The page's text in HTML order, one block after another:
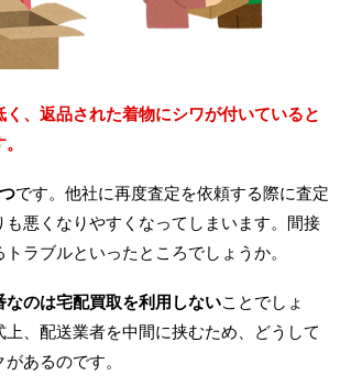
、返品された着物にシワが付いていると
です。他社に再度査定を依頼する際に査定
も悪くなりやすくなってしまいます。間接
ラブルといったところでしょうか。
なのは宅配買取を利用しないことでしょ
上、配送業者を中間に挟むため、どうして
あるのです。